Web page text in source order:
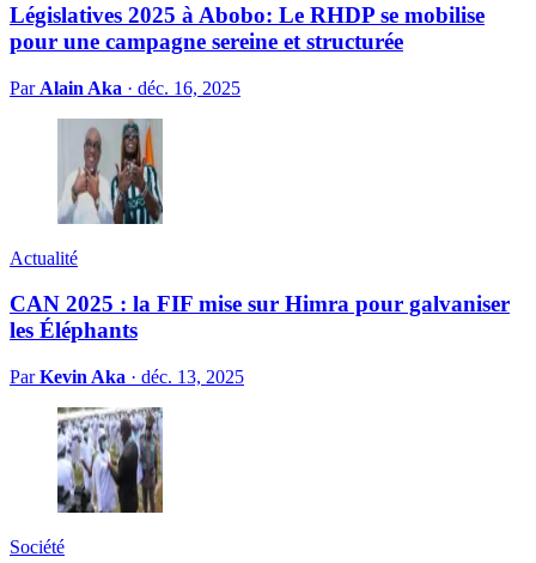
Législatives 2025 à Abobo: Le RHDP se mobilise
pour une campagne sereine et structurée
Par Alain Aka · déc. 16, 2025
Actualité
CAN 2025 : la FIF mise sur Himra pour galvaniser
les Éléphants
ParKevin Aka · déc. 13, 2025
Société